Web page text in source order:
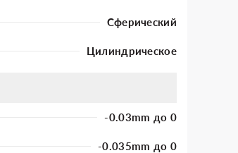
Сферический
Цилиндрическое
-0.03mm до 0
-0.035mm до 0